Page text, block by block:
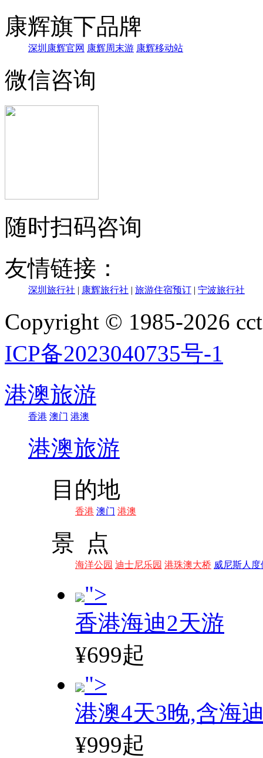
康辉旗下品牌
深圳康辉官网 康辉周末游 康辉移动站
微信咨询
随时扫码咨询
友情链接：
深圳旅行社 | 康辉旅行社 | 旅游住宿预订 | 宁波旅行社
Copyright © 1985-2026
ICP备2023040735号-1
港澳旅游
香港 澳门 港澳
港澳旅游
目的地
香港 澳门 港澳
景 点
海洋公园 迪士尼乐园 港珠澳大桥 威尼斯人度
">
香港海迪2天游
¥699起
">
港澳4天3晚,含海
¥999起